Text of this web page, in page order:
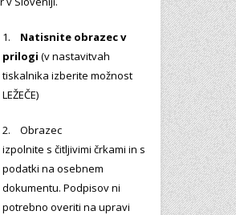
1. Natisnite obrazec v
prilogi (v nastavitvah
tiskalnika izberite možnost
LEŽEČE)
2. Obrazec
izpolnite s čitljivimi črkami in s
podatki na osebnem
dokumentu. Podpisov ni
potrebno overiti na upravi